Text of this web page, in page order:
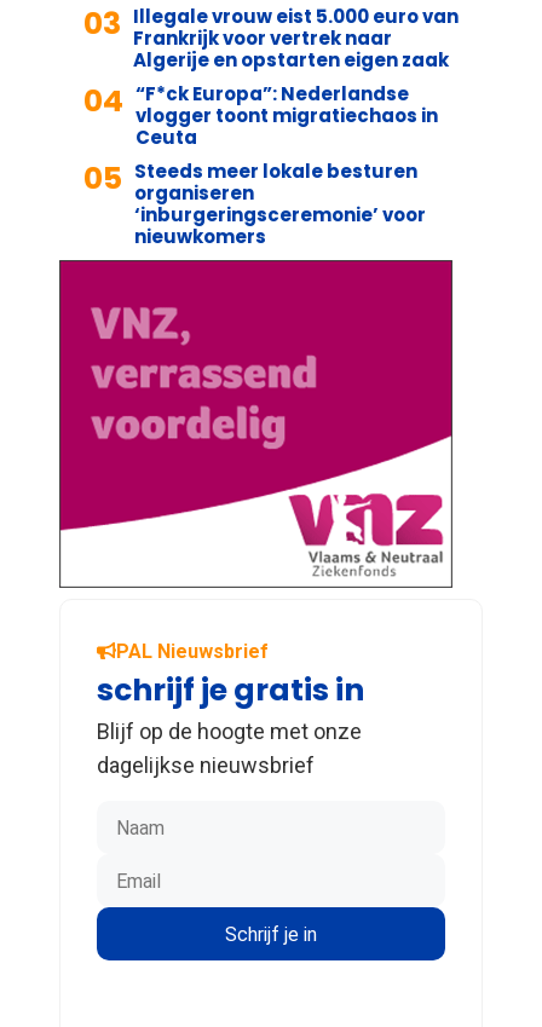
03 Illegale vrouw eist 5.000 euro van
Frankrijk voor vertrek naar
Algerije en opstarten eigen zaak
04 “F*ck Europa”: Nederlandse
vlogger toont migratiechaos in
Ceuta
05 Steeds meer lokale besturen
organiseren
‘inburgeringsceremonie’ voor
nieuwkomers
PAL Nieuwsbrief
schrijf je gratis in
Blijf op de hoogte met onze
dagelijkse nieuwsbrief